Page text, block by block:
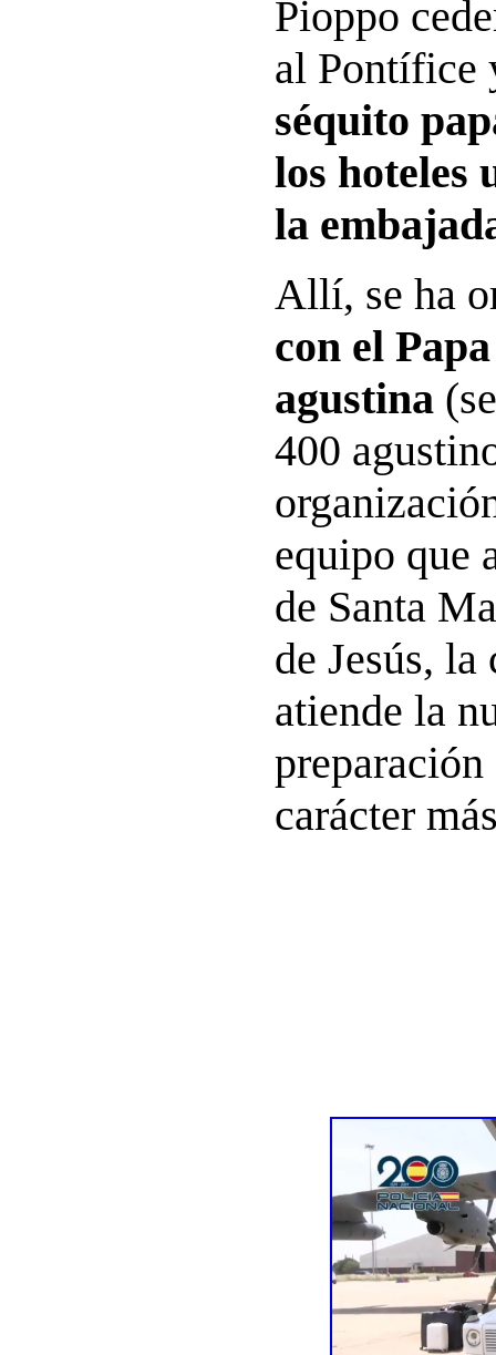
Pioppo
al
séquito
los hoteles
la
Allí, se ha
con el
agustina
400
equipo que
de Santa
de Jesús,
atiende la
preparación
carácter